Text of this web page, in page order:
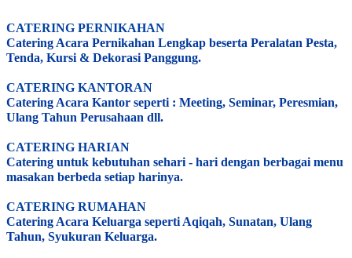
CATERING PERNIKAHAN
Catering Acara Pernikahan Lengkap beserta Peralatan Pesta,
Tenda, Kursi & Dekorasi Panggung.
CATERING KANTORAN
Catering Acara Kantor seperti : Meeting, Seminar, Peresmian,
Ulang Tahun Perusahaan dll.
CATERING HARIAN
Catering untuk kebutuhan sehari - hari dengan berbagai menu
masakan berbeda setiap harinya.
CATERING RUMAHAN
Catering Acara Keluarga seperti Aqiqah, Sunatan, Ulang
Tahun, Syukuran Keluarga.